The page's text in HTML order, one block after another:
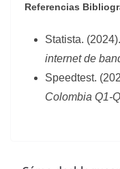
Referencias
Statista. (2024).
internet de
Speedtest.
Colombia Q1-